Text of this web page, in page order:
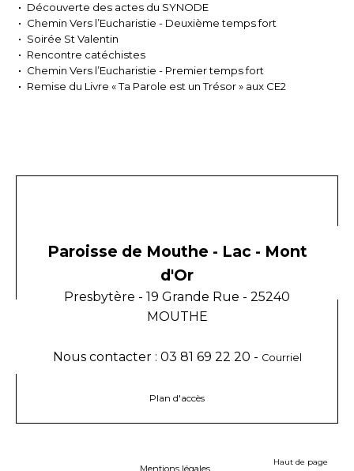
Découverte des actes du SYNODE
Chemin Vers l’Eucharistie - Deuxième temps fort
Soirée St Valentin
Rencontre catéchistes
Chemin Vers l’Eucharistie - Premier temps fort
Remise du Livre « Ta Parole est un Trésor » aux CE2
Paroisse de Mouthe - Lac - Mont
d'Or
Presbytère - 19 Grande Rue - 25240
MOUTHE
Nous contacter : 03 81 69 22 20 - Courriel
Plan d'accès
Mentions légales
Haut de page